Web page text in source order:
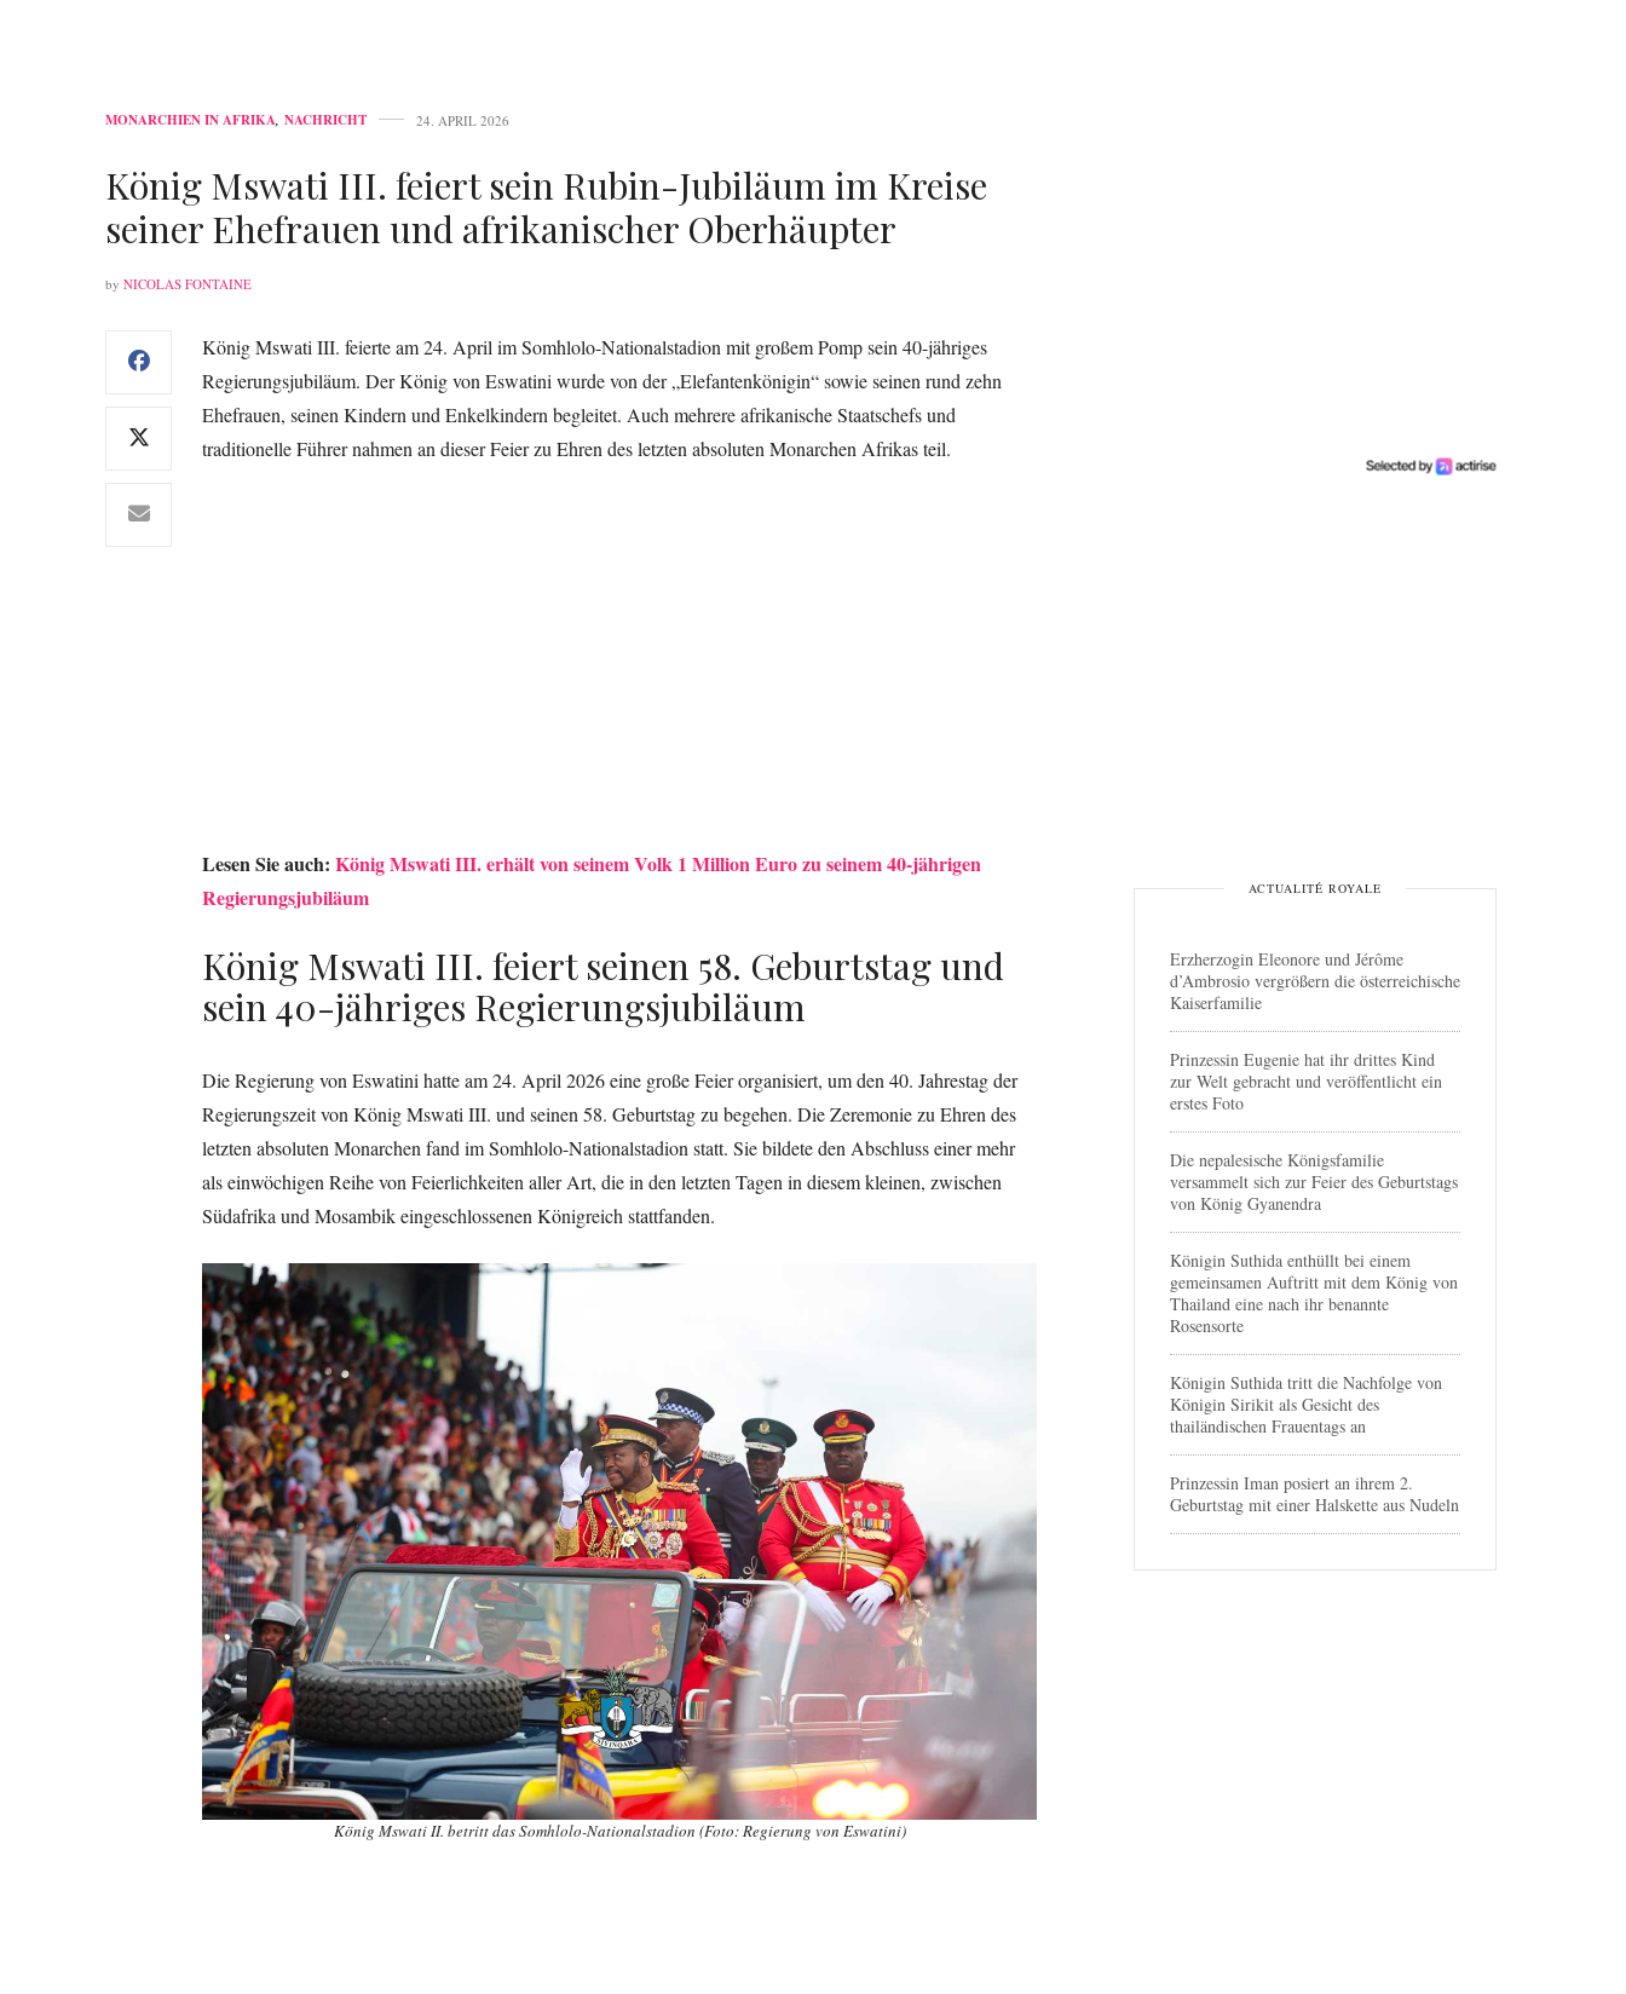
MONARCHIEN IN AFRIKA, NACHRICHT 24. APRIL 2026
König Mswati III. feiert sein Rubin-Jubiläum im Kreise
seiner Ehefrauen und afrikanischer Oberhäupter
by NICOLAS FONTAINE
König Mswati III. feierte am 24. April im Somhlolo-Nationalstadion mit großem Pomp sein 40-jähriges
Regierungsjubiläum. Der König von Eswatini wurde von der „Elefantenkönigin“ sowie seinen rund zehn
Ehefrauen, seinen Kindern und Enkelkindern begleitet. Auch mehrere afrikanische Staatschefs und
traditionelle Führer nahmen an dieser Feier zu Ehren des letzten absoluten Monarchen Afrikas teil.
Lesen Sie auch: König Mswati III. erhält von seinem Volk 1 Million Euro zu seinem 40-jährigen
Regierungsjubiläum
König Mswati III. feiert seinen 58. Geburtstag und
sein 40-jähriges Regierungsjubiläum
Die Regierung von Eswatini hatte am 24. April 2026 eine große Feier organisiert, um den 40. Jahrestag der
Regierungszeit von König Mswati III. und seinen 58. Geburtstag zu begehen. Die Zeremonie zu Ehren des
letzten absoluten Monarchen fand im Somhlolo-Nationalstadion statt. Sie bildete den Abschluss einer mehr
als einwöchigen Reihe von Feierlichkeiten aller Art, die in den letzten Tagen in diesem kleinen, zwischen
Südafrika und Mosambik eingeschlossenen Königreich stattfanden.
König Mswati II. betritt das Somhlolo-Nationalstadion (Foto: Regierung von Eswatini)
ACTUALITÉ ROYALE
Erzherzogin Eleonore und Jérôme
d’Ambrosio vergrößern die österreichische
Kaiserfamilie
Prinzessin Eugenie hat ihr drittes Kind
zur Welt gebracht und veröffentlicht ein
erstes Foto
Die nepalesische Königsfamilie
versammelt sich zur Feier des Geburtstags
von König Gyanendra
Königin Suthida enthüllt bei einem
gemeinsamen Auftritt mit dem König von
Thailand eine nach ihr benannte
Rosensorte
Königin Suthida tritt die Nachfolge von
Königin Sirikit als Gesicht des
thailändischen Frauentags an
Prinzessin Iman posiert an ihrem 2.
Geburtstag mit einer Halskette aus Nudeln